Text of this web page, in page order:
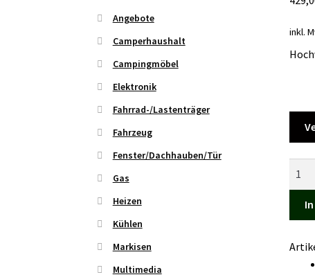
inkl.
STL
Angebote
Camperhaushalt
Campingmöbel
Elektronik
Fahrrad-/Lastenträger
Fahrzeug
Fenster/Dachhauben/Tür
Gas
Heizen
Kühlen
Markisen
Multimedia